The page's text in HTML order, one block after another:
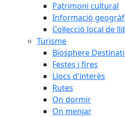
Patrimoni cultural
Informació
Col·lecció local de
Turisme
Biosphere
Festes i fires
Llocs d'interès
Rutes
On dormir
On menjar